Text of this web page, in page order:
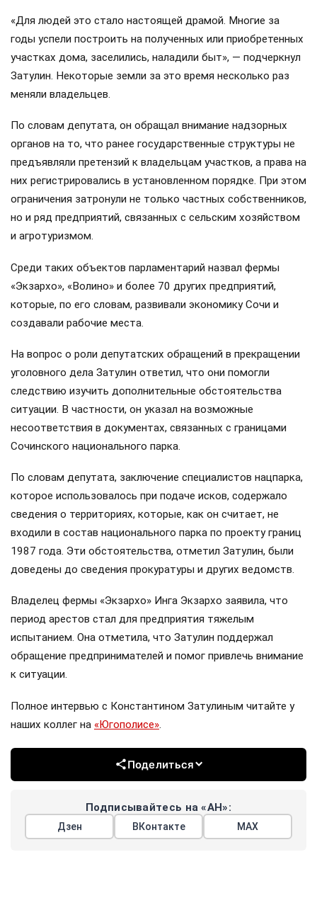
«Для людей это стало настоящей драмой. Многие за
годы успели построить на полученных или приобретенных
участках дома, заселились, наладили быт», — подчеркнул
Затулин. Некоторые земли за это время несколько раз
меняли владельцев.
По словам депутата, он обращал внимание надзорных
органов на то, что ранее государственные структуры не
предъявляли претензий к владельцам участков, а права на
них регистрировались в установленном порядке. При этом
ограничения затронули не только частных собственников,
но и ряд предприятий, связанных с сельским хозяйством
и агротуризмом.
Среди таких объектов парламентарий назвал фермы
«Экзархо», «Волино» и более 70 других предприятий,
которые, по его словам, развивали экономику Сочи и
создавали рабочие места.
На вопрос о роли депутатских обращений в прекращении
уголовного дела Затулин ответил, что они помогли
следствию изучить дополнительные обстоятельства
ситуации. В частности, он указал на возможные
несоответствия в документах, связанных с границами
Сочинского национального парка.
По словам депутата, заключение специалистов нацпарка,
которое использовалось при подаче исков, содержало
сведения о территориях, которые, как он считает, не
входили в состав национального парка по проекту границ
1987 года. Эти обстоятельства, отметил Затулин, были
доведены до сведения прокуратуры и других ведомств.
Владелец фермы «Экзархо» Инга Экзархо заявила, что
период арестов стал для предприятия тяжелым
испытанием. Она отметила, что Затулин поддержал
обращение предпринимателей и помог привлечь внимание
к ситуации.
Полное интервью с Константином Затулиным читайте у
наших коллег на «Югополисе».
Поделиться
Подписывайтесь на «АН»:
Дзен ВКонтакте МАХ